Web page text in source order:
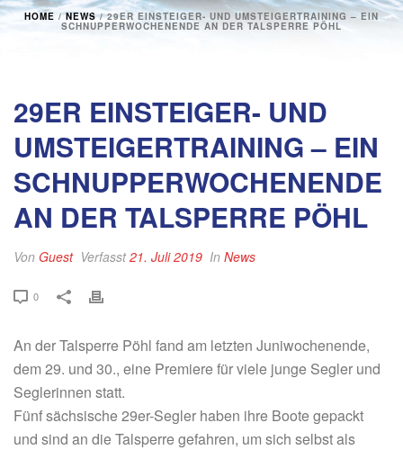
HOME /NEWS/ 29ER EINSTEIGER- UND UMSTEIGERTRAINING – EIN
SCHNUPPERWOCHENENDE AN DER TALSPERRE PÖHL
29ER EINSTEIGER- UND
UMSTEIGERTRAINING – EIN
SCHNUPPERWOCHENENDE
AN DER TALSPERRE PÖHL
Von Guest Verfasst21. Juli 2019 In News
0
An der Talsperre Pöhl fand am letzten Juniwochenende,
dem 29. und 30., eine Premiere für viele junge Segler und
Seglerinnen statt.
Fünf sächsische 29er-Segler haben ihre Boote gepackt
und sind an die Talsperre gefahren, um sich selbst als